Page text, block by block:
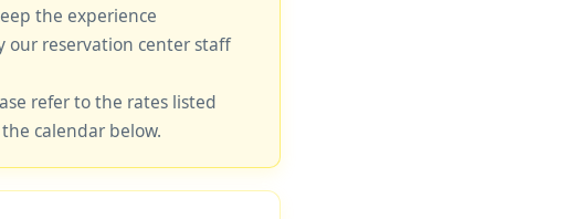
the experience
our reservation center staff
refer to the rates listed
calendar below.